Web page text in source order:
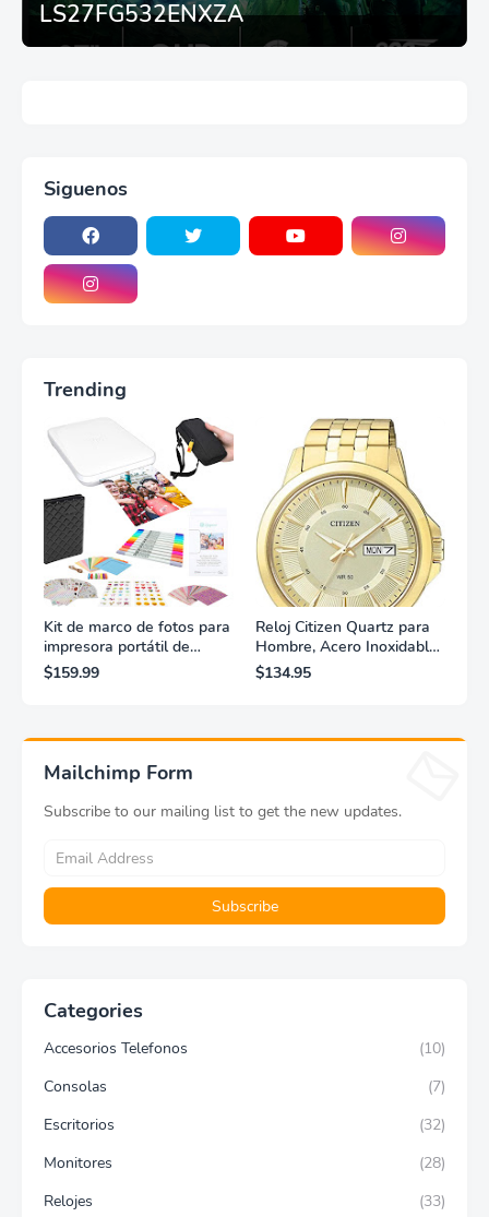
LS27FG532ENXZA
Siguenos
Trending
Kit de marco de fotos para
impresora portátil de
fotografías y vídeos
Lifeprint 3x4,5 (blanca)
$159.99
Reloj Citizen Quartz para
Hombre, Acero Inoxidable,
Clásico, Dorado
$134.95
Mailchimp Form
Subscribe to our mailing list to get the new updates.
Categories
Accesorios Telefonos
(10)
Consolas
(7)
Escritorios
(32)
Monitores
(28)
Relojes
(33)